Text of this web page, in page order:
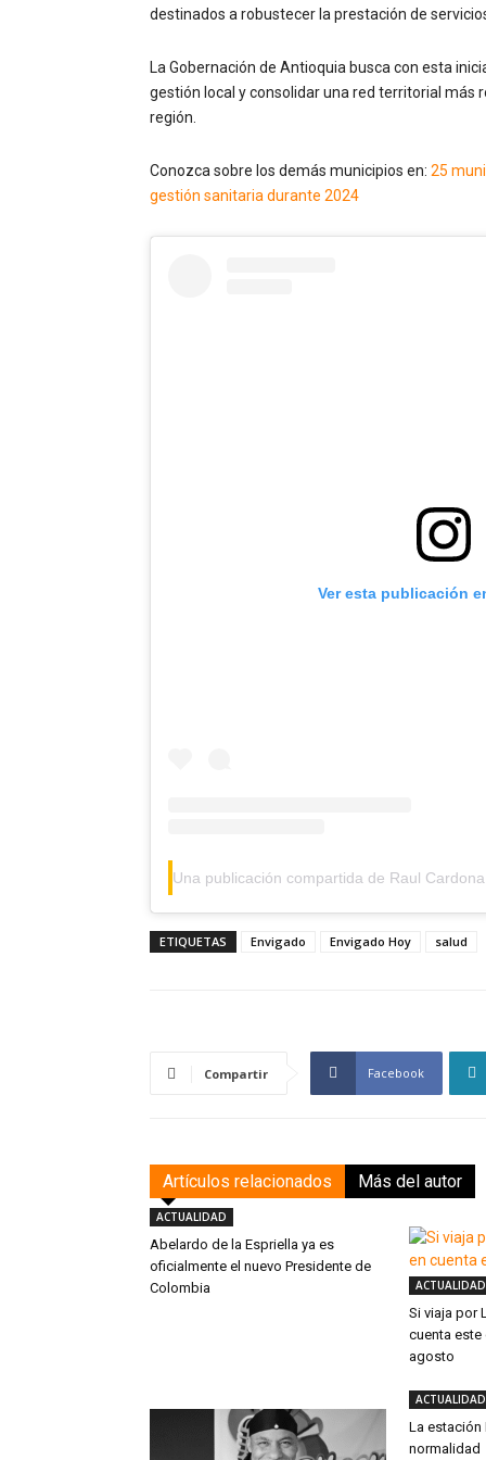
destinados a robustecer la prestación de
La Gobernación de Antioquia busca con esta
gestión local y consolidar una red territorial más
región.
Conozca sobre los demás municipios en: 25
gestión sanitaria durante 2024
Ver esta publicación
ETIQUETAS Envigado Envigado Hoy salud
Compartir Facebook
Artículos relacionados Más del autor
ACTUALIDAD
Abelardo de la Espriella ya es
oficialmente el nuevo Presidente de
Colombia
ACTUALIDAD
Si viaja por
cuenta
agosto
ACTUALIDAD
La estación
normalidad